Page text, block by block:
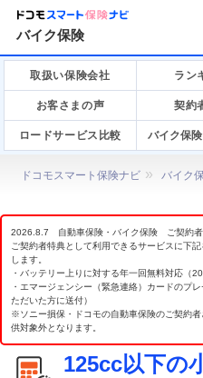
バイク保険
取扱い保険会社 ラン
お客さまの声 契約
ロードサービス比較 バイク保険
ドコモスマート保険ナビ バイク
2026.8.7 自動車保険・バイク保険 ご契約者
ご契約者特典として利用できるサービスに下
します。
・バッテリー上りに対する年一回無料対応（
・エマージェンシー（緊急連絡）カードのプ
ただいた方に送付）
※ソニー損保・ドコモの自動車保険のご契約
供対象外となります。
125cc以下の